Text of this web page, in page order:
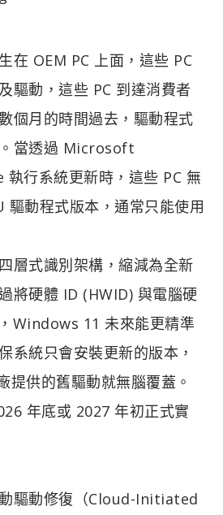
在 OEM PC 上面，這些 PC
驅動，這些 PC 到達消費者
個月的時間過去，驅動程式
當透過 Microsoft
行系統更新時，這些 PC 無
驅動程式版本，通常只能使用
層式識別架構，縮減為全新
將硬體 ID (HWID) 與電腦硬
Windows 11 未來能更精準
系統只會安裝更新的版本，
提供的舊驅動就無腦覆蓋。
年底或 2027 年初正式實
驅動修復（Cloud-Initiated